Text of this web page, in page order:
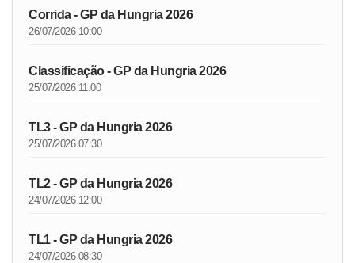
Corrida - GP da Hungria 2026
26/07/2026 10:00
Classificação - GP da Hungria 2026
25/07/2026 11:00
TL3 - GP da Hungria 2026
25/07/2026 07:30
TL2 - GP da Hungria 2026
24/07/2026 12:00
TL1 - GP da Hungria 2026
24/07/2026 08:30